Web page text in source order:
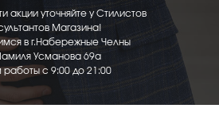
акции уточняйте у Стилистов
Магазина!
в г.Набережные Челны
Усманова 69а
работы с 9:00 до 21:00